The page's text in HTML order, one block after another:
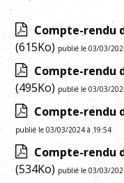
Compte-rendu
(615Ko) publié le 03/03/
Compte-rendu
(495Ko) publié le 03/03/
Compte-rendu
publié le 03/03/2024 à 19:54
Compte-rendu
(534Ko) publié le 03/03/